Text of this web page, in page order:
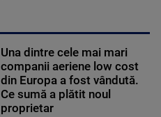
Una dintre cele mai mari
companii aeriene low cost
din Europa a fost vândută.
Ce sumă a plătit noul
proprietar